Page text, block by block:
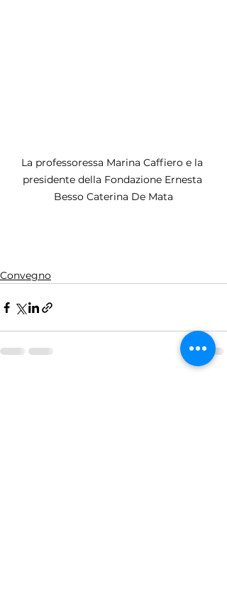
La professoressa Marina Caffiero e la
presidente della Fondazione Ernesta
Besso Caterina De Mata
Convegno